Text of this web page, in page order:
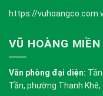
https://
VŨ HOÀNG MIỀN
Văn phòng đại diện:
Tần, phường Thanh